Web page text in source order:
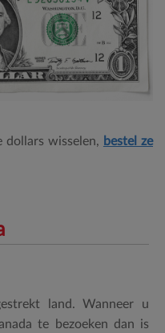
dollars wisselen, bestel ze
land. Wanneer u
te bezoeken dan is